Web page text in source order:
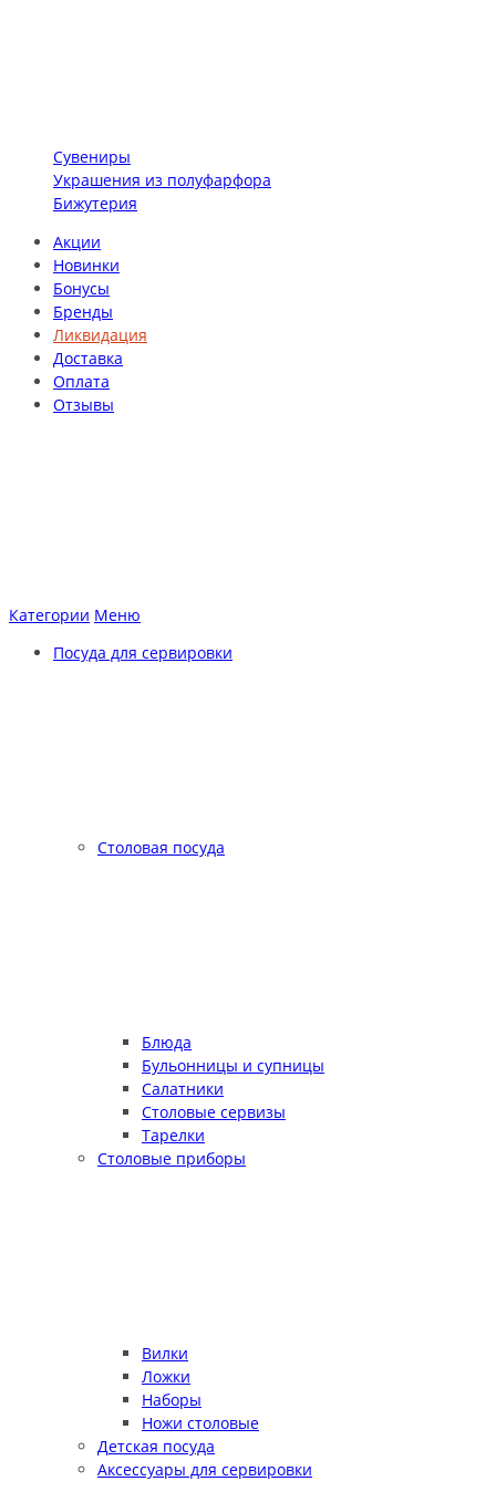
Сувениры
Украшения из полуфарфора
Бижутерия
Акции
Новинки
Бонусы
Бренды
Ликвидация
Доставка
Оплата
Отзывы
Категории Меню
Посуда для сервировки
Столовая посуда
Блюда
Бульонницы и супницы
Салатники
Столовые сервизы
Тарелки
Столовые приборы
Вилки
Ложки
Наборы
Ножи столовые
Детская посуда
Аксессуары для сервировки